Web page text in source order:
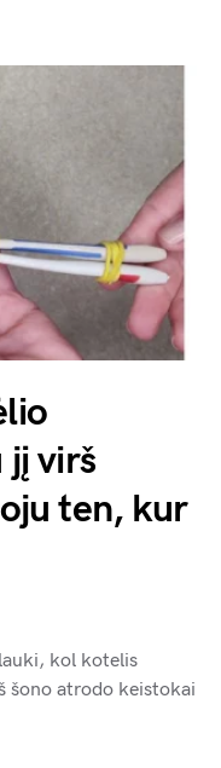
virš
ten, kur
kol kotelis
šono atrodo keistokai